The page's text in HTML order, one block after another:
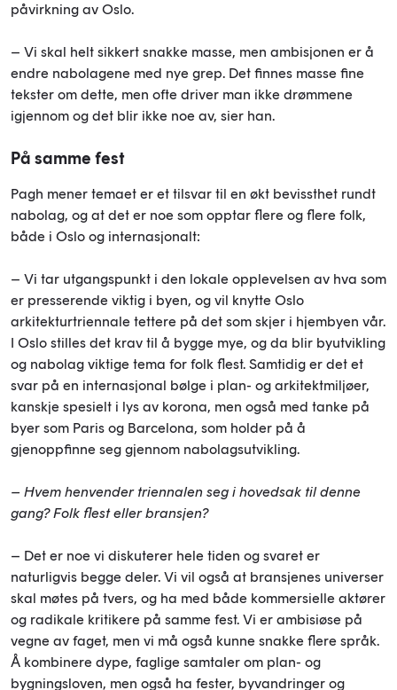
påvirkning av Oslo.
– Vi skal helt sikkert snakke masse, men ambisjonen er å
endre nabolagene med nye grep. Det finnes masse fine
tekster om dette, men ofte driver man ikke drømmene
igjennom og det blir ikke noe av, sier han.
På samme fest
Pagh mener temaet er et tilsvar til en økt bevissthet rundt
nabolag, og at det er noe som opptar flere og flere folk,
både i Oslo og internasjonalt:
– Vi tar utgangspunkt i den lokale opplevelsen av hva som
er presserende viktig i byen, og vil knytte Oslo
arkitekturtriennale tettere på det som skjer i hjembyen vår.
I Oslo stilles det krav til å bygge mye, og da blir byutvikling
og nabolag viktige tema for folk flest. Samtidig er det et
svar på en internasjonal bølge i plan- og arkitektmiljøer,
kanskje spesielt i lys av korona, men også med tanke på
byer som Paris og Barcelona, som holder på å
gjenoppfinne seg gjennom nabolagsutvikling.
– Hvem henvender triennalen seg i hovedsak til denne
gang? Folk flest eller bransjen?
– Det er noe vi diskuterer hele tiden og svaret er
naturligvis begge deler. Vi vil også at bransjenes universer
skal møtes på tvers, og ha med både kommersielle aktører
og radikale kritikere på samme fest. Vi er ambisiøse på
vegne av faget, men vi må også kunne snakke flere språk.
Å kombinere dype, faglige samtaler om plan- og
bygningsloven, men også ha fester, byvandringer og